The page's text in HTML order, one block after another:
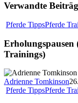
Verwandte
Pferde TippsPferde
Erholungspausen
Trainings)
Adrienne Tomkinson
Pferde TippsPferde